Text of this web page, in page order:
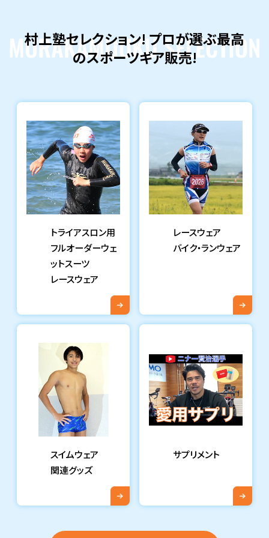
村上塾セレクション! プロが選ぶ最高
のスポーツギア販売!
トライアスロン用
フルオーダーウェ
ットスーツ
レースウェア
レースウェア
バイク・ランウェア
スイムウェア
関連グッズ
サプリメント